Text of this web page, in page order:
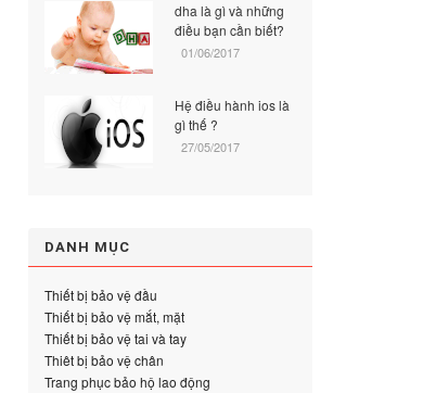
dha là gì và những
điều bạn cần biết?
01/06/2017
Hệ điều hành ios là
gì thế ?
27/05/2017
DANH MỤC
Thiết bị bảo vệ đầu
Thiết bị bảo vệ mắt, mặt
Thiết bị bảo vệ tai và tay
Thiêt bị bảo vệ chân
Trang phục bảo hộ lao động